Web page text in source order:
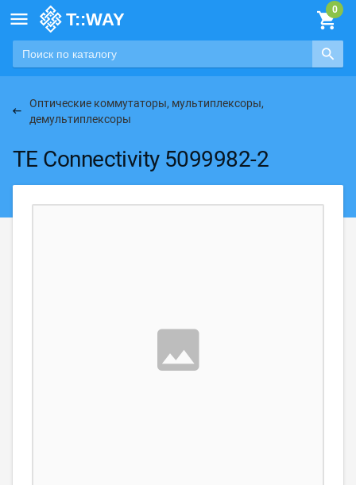

Оптические коммутаторы, мультиплексоры,
демультиплексоры
TE Connectivity 5099982-2